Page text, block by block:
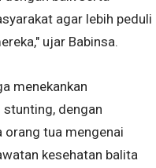
agar lebih peduli
ujar Babinsa.
menekankan
dengan
orang tua mengenai
kesehatan balita